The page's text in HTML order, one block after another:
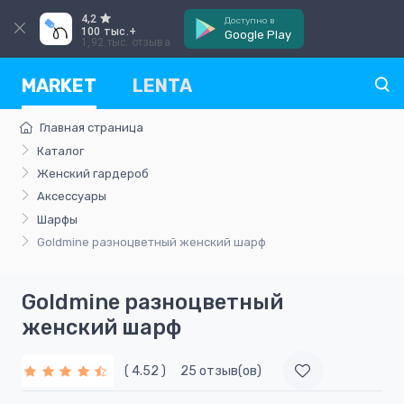
4,2
100 тыс.+
1,92 тыс. отзыва
Доступно в
Google Play
MARKET LENTA
Главная страница
Каталог
Женский гардероб
Аксессуары
Шарфы
Goldmine разноцветный женский шарф
Goldmine разноцветный
женский шарф
( 4.52 ) 25 отзыв(ов)